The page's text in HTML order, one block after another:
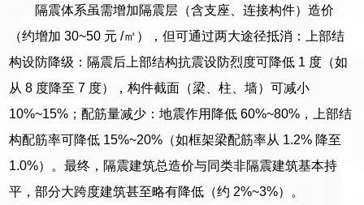
隔震体系虽需增加隔震层（含支座、连接构件）造价
（约增加 30~50 元 /㎡），但可通过两大途径抵消：上部结
构设防降级：隔震后上部结构抗震设防烈度可降低 1 度（如
从 8 度降至 7 度），构件截面（梁、柱、墙）可减小
10%~15%；配筋量减少：地震作用降低 60%~80%，上部结
构配筋率可降低 15%~20%（如框架梁配筋率从 1.2% 降至
1.0%）。最终，隔震建筑总造价与同类非隔震建筑基本持
平，部分大跨度建筑甚至略有降低（约 2%~3%）。